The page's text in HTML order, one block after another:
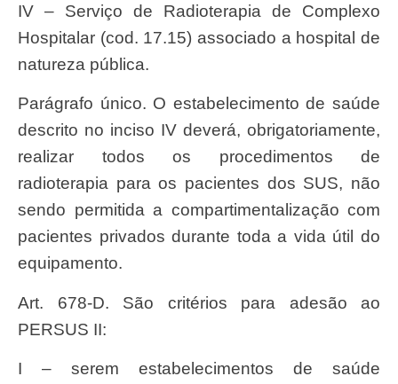
IV – Serviço de Radioterapia de Complexo
Hospitalar (cod. 17.15) associado a hospital de
natureza pública.
Parágrafo único. O estabelecimento de saúde
descrito no inciso IV deverá, obrigatoriamente,
realizar todos os procedimentos de
radioterapia para os pacientes dos SUS, não
sendo permitida a compartimentalização com
pacientes privados durante toda a vida útil do
equipamento.
Art. 678-D. São critérios para adesão ao
PERSUS II:
I – serem estabelecimentos de saúde